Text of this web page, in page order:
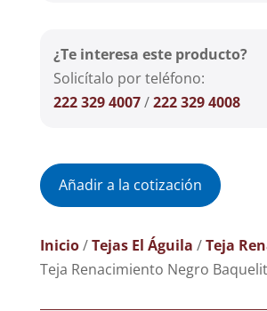
¿Te interesa este producto?
Solicítalo por teléfono:
222 329 4007/222 329 4008
Añadir a la cotización
Inicio/Tejas El Águila /Teja
Teja Renacimiento Negro